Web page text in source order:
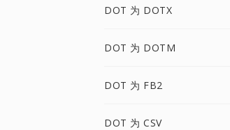
DOT 为 DOTX
DOT 为 DOTM
DOT 为 FB2
DOT 为 CSV